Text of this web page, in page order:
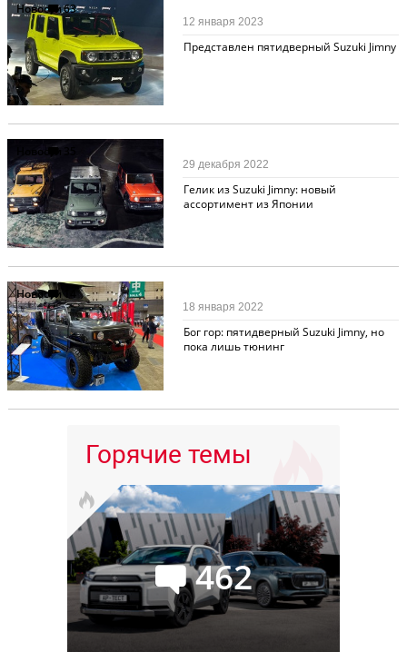
Новости63
Представлен пятидверный Suzuki Jimny
12 января 2023
Новости
Гелик из Suzuki Jimny: новый
ассортимент из Японии
29 декабря 2022
Новости14
Бог гор: пятидверный Suzuki Jimny, но
пока лишь тюнинг
18 января 2022
Горячие темы
462